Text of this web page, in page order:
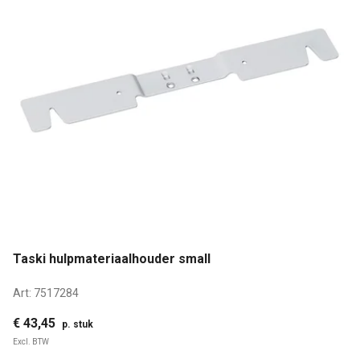
Taski hulpmateriaalhouder small
Art: 7517284
€ 43,45 p. stuk
Excl. BTW